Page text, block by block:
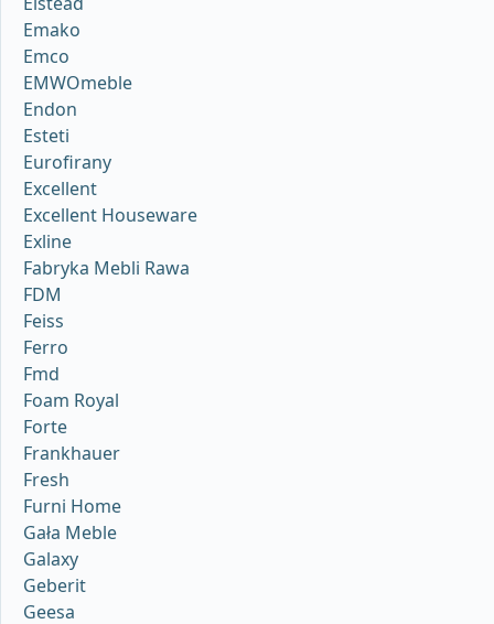
Emako
Emco
EMWOmeble
Endon
Esteti
Eurofirany
Excellent
Excellent Houseware
Exline
Fabryka Mebli Rawa
FDM
Feiss
Ferro
Fmd
Foam Royal
Forte
Frankhauer
Fresh
Furni Home
Gała Meble
Galaxy
Geberit
Geesa